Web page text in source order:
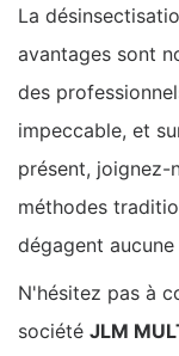
La
avantages sont
des
impeccable, et
présent, joignez-
méthodes
dégagent
N'hésitez pas à
société JLM